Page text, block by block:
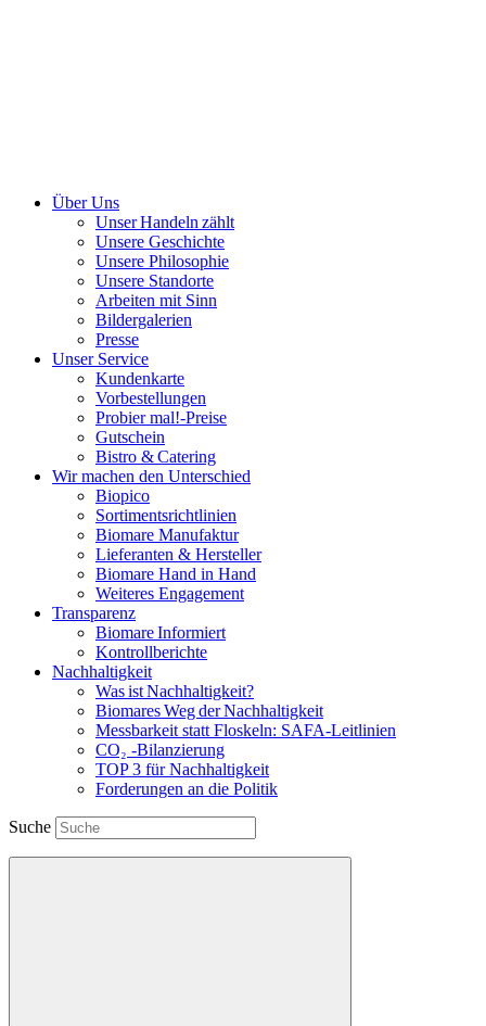
Über Uns
Unser Handeln zählt
Unsere Geschichte
Unsere Philosophie
Unsere Standorte
Arbeiten mit Sinn
Bildergalerien
Presse
Unser Service
Kundenkarte
Vorbestellungen
Probier mal!-Preise
Gutschein
Bistro & Catering
Wir machen den Unterschied
Biopico
Sortimentsrichtlinien
Biomare Manufaktur
Lieferanten & Hersteller
Biomare Hand in Hand
Weiteres Engagement
Transparenz
Biomare Informiert
Kontrollberichte
Nachhaltigkeit
Was ist Nachhaltigkeit?
Biomares Weg der Nachhaltigkeit
Messbarkeit statt Floskeln: SAFA-Leitlinien
CO₂ -Bilanzierung
TOP 3 für Nachhaltigkeit
Forderungen an die Politik
Suche